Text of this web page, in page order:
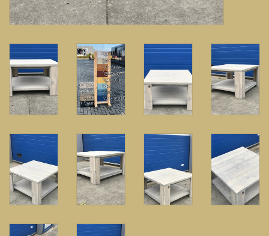
Opbergkisten
buy-gift-card
Zuilen & Pilaren
Blog